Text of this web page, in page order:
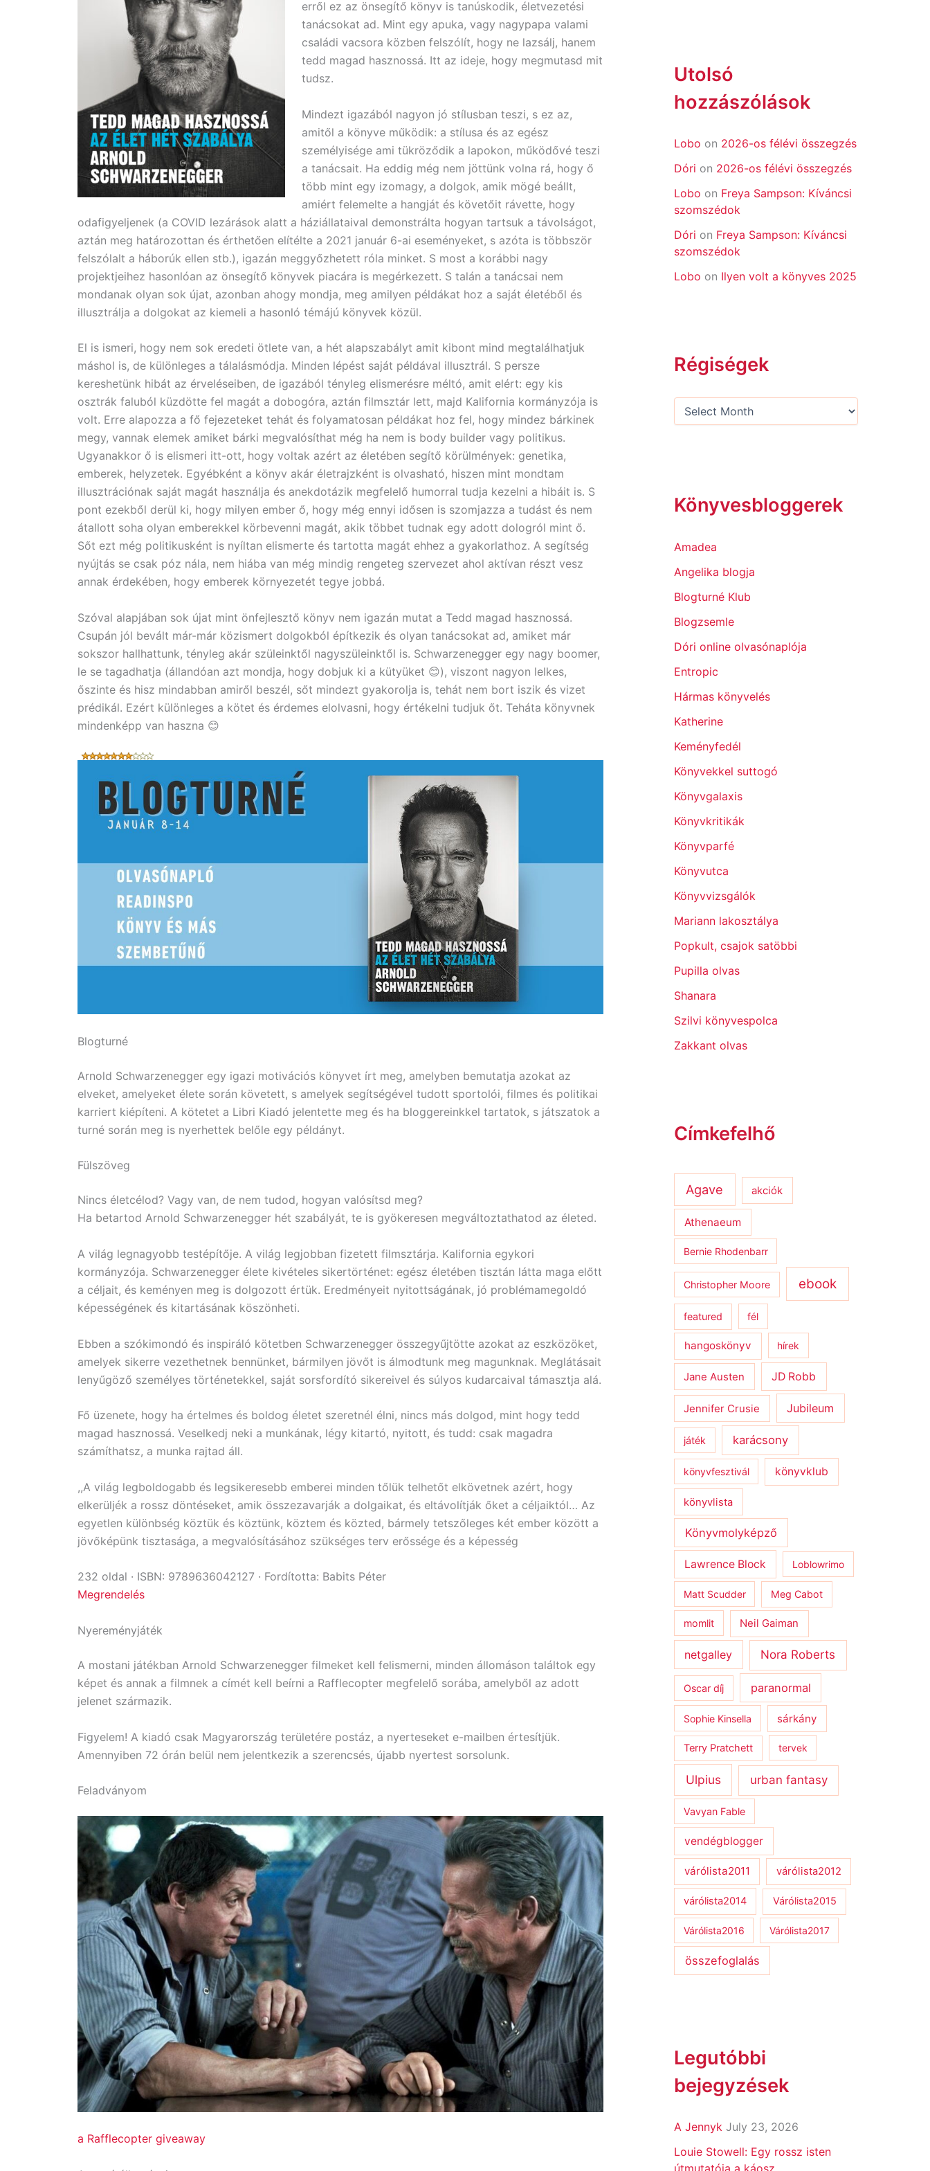
erről ez az önsegítő könyv is tanúskodik, életvezetési
tanácsokat ad. Mint egy apuka, vagy nagypapa valami
családi vacsora közben felszólít, hogy ne lazsálj, hanem
tedd magad hasznossá. Itt az ideje, hogy megmutasd mit
tudsz.
Mindezt igazából nagyon jó stílusban teszi, s ez az,
amitől a könyve működik: a stílusa és az egész
személyisége ami tükröződik a lapokon, működővé teszi
a tanácsait. Ha eddig még nem jöttünk volna rá, hogy ő
több mint egy izomagy, a dolgok, amik mögé beállt,
amiért felemelte a hangját és követőit rávette, hogy
odafigyeljenek (a COVID lezárások alatt a háziállataival demonstrálta hogyan tartsuk a távolságot,
aztán meg határozottan és érthetően elítélte a 2021 január 6-ai eseményeket, s azóta is többször
felszólalt a háborúk ellen stb.), igazán meggyőzhetett róla minket. S most a korábbi nagy
projektjeihez hasonlóan az önsegítő könyvek piacára is megérkezett. S talán a tanácsai nem
mondanak olyan sok újat, azonban ahogy mondja, meg amilyen példákat hoz a saját életéből és
illusztrálja a dolgokat az kiemeli a hasonló témájú könyvek közül.
El is ismeri, hogy nem sok eredeti ötlete van, a hét alapszabályt amit kibont mind megtalálhatjuk
máshol is, de különleges a tálalásmódja. Minden lépést saját példával illusztrál. S persze
kereshetünk hibát az érveléseiben, de igazából tényleg elismerésre méltó, amit elért: egy kis
osztrák faluból küzdötte fel magát a dobogóra, aztán filmsztár lett, majd Kalifornia kormányzója is
volt. Erre alapozza a fő fejezeteket tehát és folyamatosan példákat hoz fel, hogy mindez bárkinek
megy, vannak elemek amiket bárki megvalósíthat még ha nem is body builder vagy politikus.
Ugyanakkor ő is elismeri itt-ott, hogy voltak azért az életében segítő körülmények: genetika,
emberek, helyzetek. Egyébként a könyv akár életrajzként is olvasható, hiszen mint mondtam
illusztrációnak saját magát használja és anekdotázik megfelelő humorral tudja kezelni a hibáit is. S
pont ezekből derül ki, hogy milyen ember ő, hogy még ennyi idősen is szomjazza a tudást és nem
átallott soha olyan emberekkel körbevenni magát, akik többet tudnak egy adott dologról mint ő.
Sőt ezt még politikusként is nyíltan elismerte és tartotta magát ehhez a gyakorlathoz. A segítség
nyújtás se csak póz nála, nem hiába van még mindig rengeteg szervezet ahol aktívan részt vesz
annak érdekében, hogy emberek környezetét tegye jobbá.
Szóval alapjában sok újat mint önfejlesztő könyv nem igazán mutat a Tedd magad hasznossá.
Csupán jól bevált már-már közismert dolgokból építkezik és olyan tanácsokat ad, amiket már
sokszor hallhattunk, tényleg akár szüleinktől nagyszüleinktől is. Schwarzenegger egy nagy boomer,
le se tagadhatja (állandóan azt mondja, hogy dobjuk ki a kütyüket 😊), viszont nagyon lelkes,
őszinte és hisz mindabban amiről beszél, sőt mindezt gyakorolja is, tehát nem bort iszik és vizet
prédikál. Ezért különleges a kötet és érdemes elolvasni, hogy értékelni tudjuk őt. Teháta könyvnek
mindenképp van haszna 😊
Blogturné
Arnold Schwarzenegger egy igazi motivációs könyvet írt meg, amelyben bemutatja azokat az
elveket, amelyeket élete során követett, s amelyek segítségével tudott sportolói, filmes és politikai
karriert kiépíteni. A kötetet a Libri Kiadó jelentette meg és ha bloggereinkkel tartatok, s játszatok a
turné során meg is nyerhettek belőle egy példányt.
Fülszöveg
Nincs életcélod? Vagy van, de nem tudod, hogyan valósítsd meg?
Ha betartod Arnold Schwarzenegger hét szabályát, te is gyökeresen megváltoztathatod az életed.
A világ legnagyobb testépítője. A világ legjobban fizetett filmsztárja. Kalifornia egykori
kormányzója. Schwarzenegger élete kivételes sikertörténet: egész életében tisztán látta maga előtt
a céljait, és keményen meg is dolgozott értük. Eredményeit nyitottságának, jó problémamegoldó
képességének és kitartásának köszönheti.
Ebben a szókimondó és inspiráló kötetben Schwarzenegger összegyűjtötte azokat az eszközöket,
amelyek sikerre vezethetnek bennünket, bármilyen jövőt is álmodtunk meg magunknak. Meglátásait
lenyűgöző személyes történetekkel, saját sorsfordító sikereivel és súlyos kudarcaival támasztja alá.
Fő üzenete, hogy ha értelmes és boldog életet szeretnél élni, nincs más dolgod, mint hogy tedd
magad hasznossá. Veselkedj neki a munkának, légy kitartó, nyitott, és tudd: csak magadra
számíthatsz, a munka rajtad áll.
,,A világ legboldogabb és legsikeresebb emberei minden tőlük telhetőt elkövetnek azért, hogy
elkerüljék a rossz döntéseket, amik összezavarják a dolgaikat, és eltávolítják őket a céljaiktól… Az
egyetlen különbség köztük és köztünk, köztem és közted, bármely tetszőleges két ember között a
jövőképünk tisztasága, a megvalósításához szükséges terv erőssége és a képesség
232 oldal · ISBN: 9789636042127 · Fordította: Babits Péter
Megrendelés
Nyereményjáték
A mostani játékban Arnold Schwarzenegger filmeket kell felismerni, minden állomáson találtok egy
képet és annak a filmnek a címét kell beírni a Rafflecopter megfelelő sorába, amelyből az adott
jelenet származik.
Figyelem! A kiadó csak Magyarország területére postáz, a nyerteseket e-mailben értesítjük.
Amennyiben 72 órán belül nem jelentkezik a szerencsés, újabb nyertest sorsolunk.
Feladványom
a Rafflecopter giveaway
Utolsó
hozzászólások
Lobo on 2026-os félévi összegzés
Dóri on 2026-os félévi összegzés
Lobo on Freya Sampson: Kíváncsi
szomszédok
Dóri on Freya Sampson: Kíváncsi
szomszédok
Lobo on Ilyen volt a könyves 2025
Régiségek
Könyvesbloggerek
Amadea
Angelika blogja
Blogturné Klub
Blogzsemle
Dóri online olvasónaplója
Entropic
Hármas könyvelés
Katherine
Keményfedél
Könyvekkel suttogó
Könyvgalaxis
Könyvkritikák
Könyvparfé
Könyvutca
Könyvvizsgálók
Mariann lakosztálya
Popkult, csajok satöbbi
Pupilla olvas
Shanara
Szilvi könyvespolca
Zakkant olvas
Címkefelhő
Agave akciók
Athenaeum
Bernie Rhodenbarr
Christopher Moore ebook
featured fél
hangoskönyv hírek
Jane Austen JD Robb
Jennifer Crusie Jubileum
játék karácsony
könyvfesztivál könyvklub
könyvlista
Könyvmolyképző
Lawrence Block Loblowrimo
Matt Scudder Meg Cabot
momlit Neil Gaiman
netgalley Nora Roberts
Oscar díj paranormal
Sophie Kinsella sárkány
Terry Pratchett tervek
Ulpius urban fantasy
Vavyan Fable
vendégblogger
várólista2011 várólista2012
várólista2014 Várólista2015
Várólista2016 Várólista2017
összefoglalás
Legutóbbi
bejegyzések
A Jennyk July 23, 2026
Louie Stowell: Egy ​rossz isten